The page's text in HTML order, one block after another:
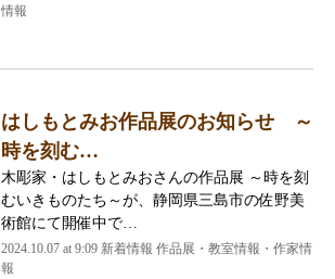
情報
はしもとみお作品展のお知らせ ～
時を刻む…
木彫家・はしもとみおさんの作品展 ～時を刻
むいきものたち～が、静岡県三島市の佐野美
術館にて開催中で…
2024.10.07 at 9:09 新着情報 作品展・教室情報・作家情
報